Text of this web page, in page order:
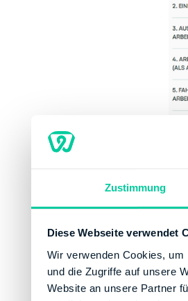
Zustimmung
Diese Webseite verwendet
Wir verwenden Cookies,
und die Zugriffe auf unsere
Website an unsere Partner